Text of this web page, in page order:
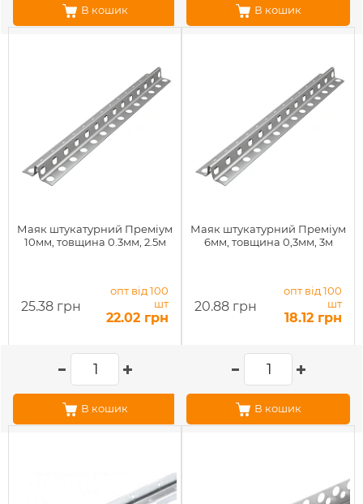
В кошик В кошик
Маяк штукатурний Преміум
10мм, товщина 0.3мм, 2.5м
25.38 грн
опт від 100
шт
22.02 грн
В кошик
Маяк штукатурний Преміум
6мм, товщина 0,3мм, 3м
20.88 грн
опт від 100
шт
18.12 грн
В кошик